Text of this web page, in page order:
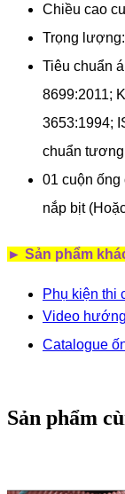
Chiều cao
Trọng
Tiêu chuẩn
8699:2011;
3653:1994;
chuẩn
01 cuộn ống
nắp bịt
► Sản phẩm
Phụ kiện thi
Video
Catalogue
Sản phẩm